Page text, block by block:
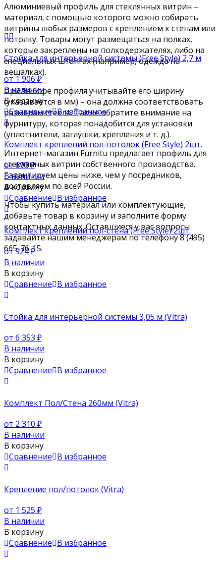
Алюминиевый профиль для стеклянных витрин –
материал, с помощью которого можно собирать
витрины любых размеров с креплением к стенам или
потолку. Товары могут размещаться на полках,
которые закреплены на полкодержателях, либо на
специальных штангах (например, одежда на
вешалках).
При выборе профиля учитывайте его ширину
(указывается в мм) – она должна соответствовать
размерам стекла. Также обратите внимание на
фурнитуру, которая понадобится для установки
(уплотнители, заглушки, крепления и т. д.).
Интернет-магазин Furnitu предлагает профиль для
стеклянных витрин собственного производства.
Гарантируем цены ниже, чем у посредников,
доставляем по всей России.
Чтобы купить материал или комплектующие,
добавьте товар в корзину и заполните форму
контактных данных. Оставшиеся у вас вопросы
задавайте нашим менеджерам по телефону 8 (495)
665-76-15.
Стойка для интерьерной системы (Free Style) 2,7 м
от 1 906 ₽
В наличии
В корзину
Сравнение В избранное
Комплект креплений пол-потолок (Free Style) 2шт.
от 693₽
В наличии
В корзину
Сравнение В избранное
Комплект креплений пол-стена (Free Style) 2шт.
от 924₽
В наличии
В корзину
Сравнение В избранное
Стойка для интерьерной системы 3,05 м (Vitra)
от 6 353 ₽
В наличии
В корзину
Сравнение В избранное
Комплект Пол/Стена 260мм (Vitra)
от 2 310 ₽
В наличии
В корзину
Сравнение В избранное
Крепление пол/потолок (Vitra)
от 1 525 ₽
В наличии
В корзину
Сравнение В избранное